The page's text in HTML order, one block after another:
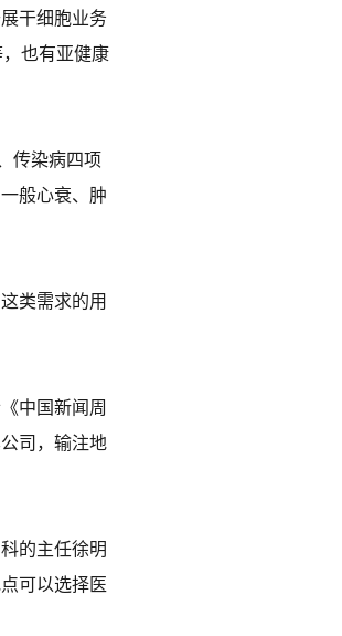
干细胞业务
也有亚健康
传染病四项
般心衰、肿
类需求的用
中国新闻周
司，输注地
的主任徐明
可以选择医